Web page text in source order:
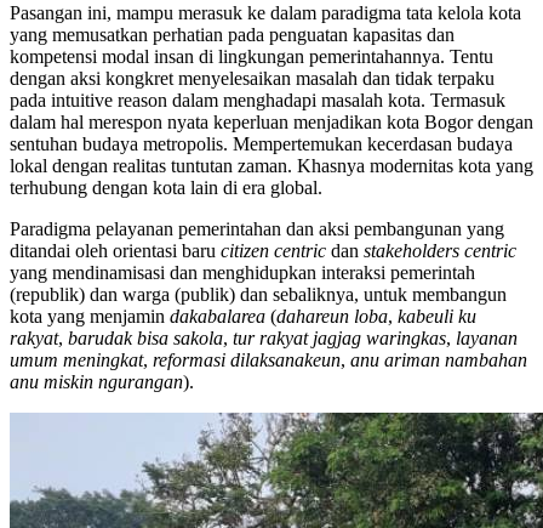
Pasangan ini, mampu merasuk ke dalam paradigma tata kelola kota
yang memusatkan perhatian pada penguatan kapasitas dan
kompetensi modal insan di lingkungan pemerintahannya. Tentu
dengan aksi kongkret menyelesaikan masalah dan tidak terpaku
pada intuitive reason dalam menghadapi masalah kota. Termasuk
dalam hal merespon nyata keperluan menjadikan kota Bogor dengan
sentuhan budaya metropolis. Mempertemukan kecerdasan budaya
lokal dengan realitas tuntutan zaman. Khasnya modernitas kota yang
terhubung dengan kota lain di era global.
Paradigma pelayanan pemerintahan dan aksi pembangunan yang
ditandai oleh orientasi baru citizen centric dan stakeholders centric
yang mendinamisasi dan menghidupkan interaksi pemerintah
(republik) dan warga (publik) dan sebaliknya, untuk membangun
kota yang menjamin dakabalarea (dahareun loba, kabeuli ku
rakyat, barudak bisa sakola, tur rakyat jagjag waringkas, layanan
umum meningkat, reformasi dilaksanakeun, anu ariman nambahan
anu miskin ngurangan).